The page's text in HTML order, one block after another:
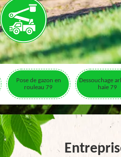
Pose de gazon en
rouleau 79
Dessouchage
haie 79